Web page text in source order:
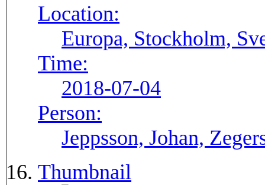
Location:
Europa, Stockholm,
Time:
2018-07-04
Person:
Jeppsson, Johan,
Thumbnail